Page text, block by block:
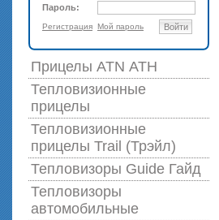
Пароль:
Регистрация Мой пароль Войти
Прицелы ATN АТН
Тепловизионные
прицелы
Тепловизионные
прицелы Trail (Трэйл)
Тепловизоры Guide Гайд
Тепловизоры
автомобильные